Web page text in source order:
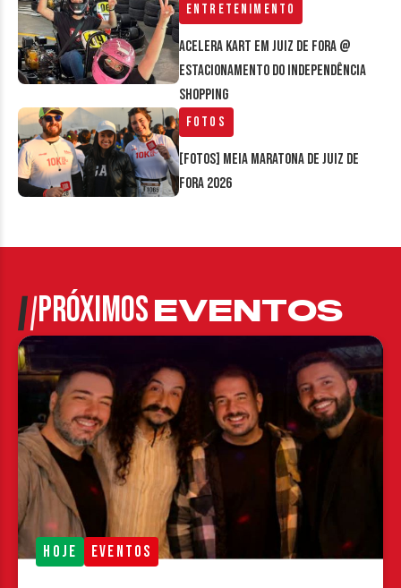
Entretenimento
Acelera Kart em Juiz de Fora @
estacionamento do Independência
Shopping
Fotos
[FOTOS] Meia Maratona de Juiz de
Fora 2026
PRÓXIMOSEVENTOS
HOJE EVENTOS